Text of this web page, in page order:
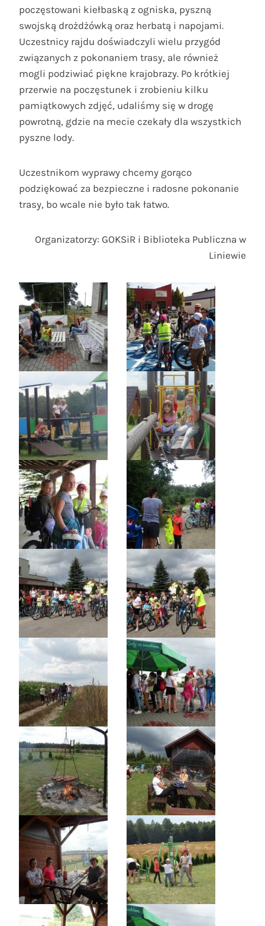
poczęstowani kiełbaską z ogniska, pyszną
swojską drożdżówką oraz herbatą i napojami.
Uczestnicy rajdu doświadczyli wielu przygód
związanych z pokonaniem trasy, ale również
mogli podziwiać piękne krajobrazy. Po krótkiej
przerwie na poczęstunek i zrobieniu kilku
pamiątkowych zdjęć, udaliśmy się w drogę
powrotną, gdzie na mecie czekały dla wszystkich
pyszne lody.
Uczestnikom wyprawy chcemy gorąco
podziękować za bezpieczne i radosne pokonanie
trasy, bo wcale nie było tak łatwo.
Organizatorzy: GOKSiR i Biblioteka Publiczna w
Liniewie